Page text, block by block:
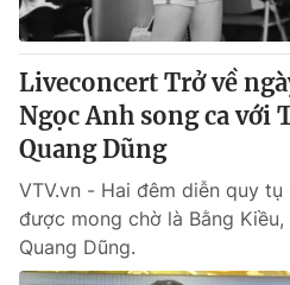
Liveconcert Trở về
Ngọc Anh song ca với
Quang Dũng
VTV.vn - Hai đêm diễn quy
được mong chờ là Bằng
Quang Dũng.